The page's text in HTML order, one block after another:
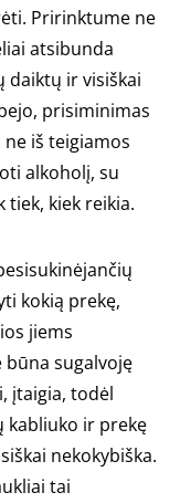
Pririnktume ne
atsibunda
daiktų ir visiškai
prisiminimas
iš teigiamos
alkoholį, su
kiek reikia.
kokią prekę,
jiems
būna sugalvoję
įtaigia, todėl
kabliuko ir prekę
nekokybiška.
tai